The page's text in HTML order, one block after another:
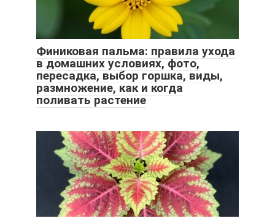
Финиковая пальма: правила ухода
в домашних условиях, фото,
пересадка, выбор горшка, виды,
размножение, как и когда
поливать растение